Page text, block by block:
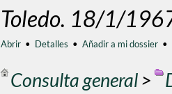
Toledo. 18/1/
Abrir • Detalles • Añadir a mi dossier •
Consulta general>